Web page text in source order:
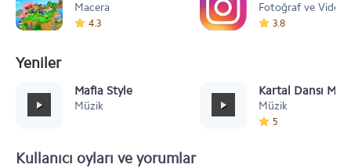
Macera
4.3
Fotoğraf ve Video
3.8
Yeniler
Mafia Style
Müzik
Kartal Dansı
Müzik
5
Kullanıcı oyları ve yorumlar